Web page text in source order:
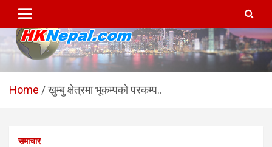
content
HKNepal.com – हङकङबाट
सञ्चालित पहिलो नेपाली अनलाईन
hknepal, hknepal.com, hk nepal, hk nepal com
Home खुम्बु क्षेत्रमा भूकम्पको परकम्प..
समाचार